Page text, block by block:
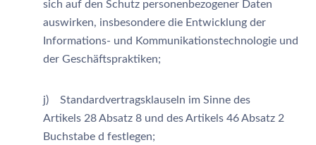
sich auf den Schutz personenbezogener Daten
auswirken, insbesondere die Entwicklung der
Informations- und Kommunikationstechnologie und
der Geschäftspraktiken;
j) Standardvertragsklauseln im Sinne des
Artikels 28 Absatz 8 und des Artikels 46 Absatz 2
Buchstabe d festlegen;